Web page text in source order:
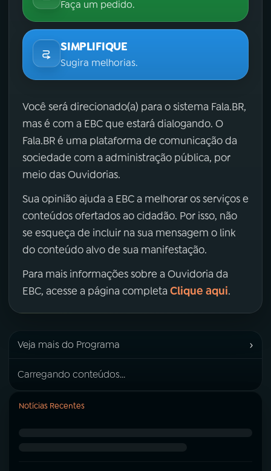
Faça um pedido.
SIMPLIFIQUE
Sugira melhorias.
Você será direcionado(a) para o sistema Fala.BR,
mas é com a EBC que estará dialogando. O
Fala.BR é uma plataforma de comunicação da
sociedade com a administração pública, por
meio das Ouvidorias.
Sua opinião ajuda a EBC a melhorar os serviços e
conteúdos ofertados ao cidadão. Por isso, não
se esqueça de incluir na sua mensagem o link
do conteúdo alvo de sua manifestação.
Para mais informações sobre a Ouvidoria da
EBC, acesse a página completa Clique aqui.
Veja mais do Programa ›
Carregando conteúdos...
Notícias Recentes